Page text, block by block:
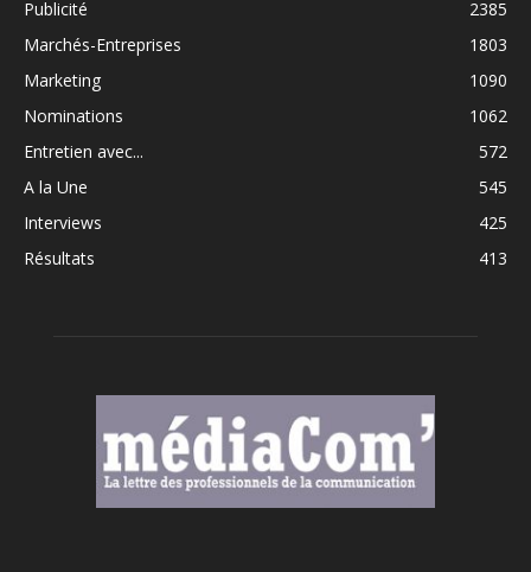
Publicité
2385
Marchés-Entreprises
1803
Marketing
1090
Nominations
1062
Entretien avec...
572
A la Une
545
Interviews
425
Résultats
413